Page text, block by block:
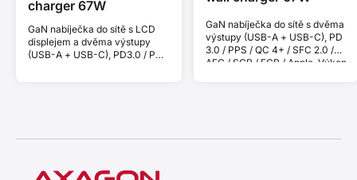
charger 67W
GaN nabíječka do sítě s LCD
displejem a dvěma výstupy
(USB-A + USB-C), PD3.0 / PPS
GaN nabíječka do sítě s dvěma
výstupy (USB-A + USB-C), PD
3.0 / PPS / QC 4+ / SFC 2.0 /
AFC / SCP / FCP / Apple. Výkon